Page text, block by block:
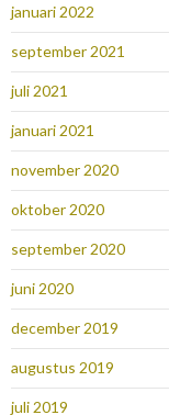
januari 2022
september 2021
juli 2021
januari 2021
november 2020
oktober 2020
september 2020
juni 2020
december 2019
augustus 2019
juli 2019